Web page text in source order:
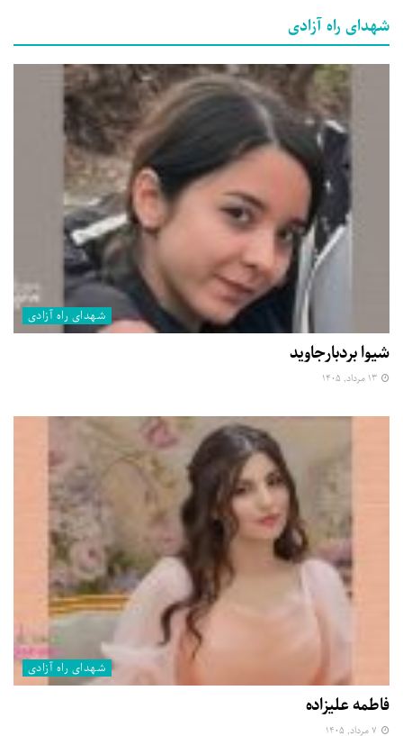
شهدای راه آزادی
شهدای راه آزادی
شیوا بردبارجاوید
شهدای راه آزادی
فاطمه علیزاده